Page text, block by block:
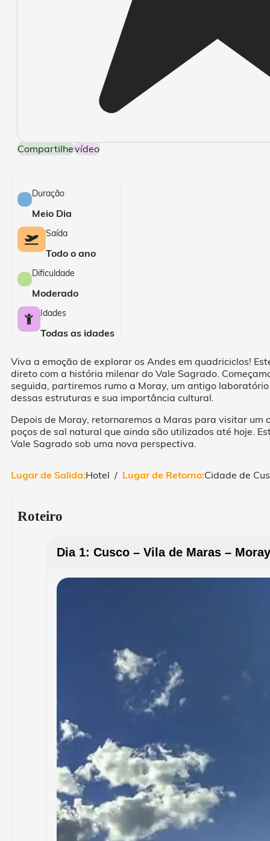
CompartilheVídeo
Duração
Meio Dia
Saída
Todo o ano
Dificuldade
Moderado
Idades
Todas as idades
Viva a emoção de explorar os Andes em quadriciclos!
direto com a história milenar do Vale Sagrado.
seguida, partiremos rumo a Moray, um antigo
dessas estruturas e sua importância cultural.
Depois de Moray, retornaremos a Maras para visitar
poços de sal natural que ainda são utilizados até hoje.
Vale Sagrado sob uma nova perspectiva.
Lugar de Salida:Hotel / Lugar de Retorno:Cidade de
Roteiro
Dia 1: Cusco – Vila de Maras –